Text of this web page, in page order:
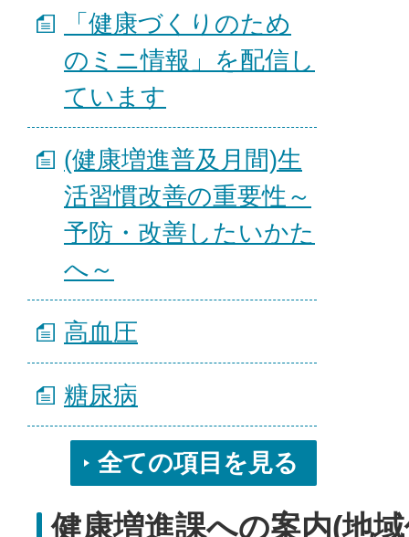
「健康づくりのため
のミニ情報」を配信し
ています
(健康増進普及月間)生
活習慣改善の重要性～
予防・改善したいかた
へ～
高血圧
糖尿病
全ての項目を見る
健康増進課への案内(地